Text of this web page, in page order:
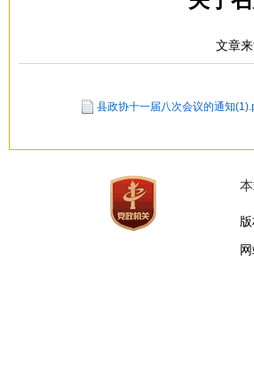
文章
县政协十一届八次会议的通知